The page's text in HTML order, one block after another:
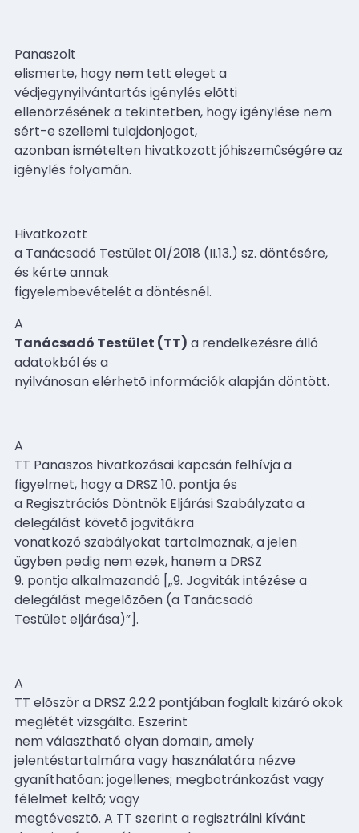
Panaszolt
elismerte, hogy nem tett eleget a
védjegynyilvántartás igénylés elõtti
ellenõrzésének a tekintetben, hogy igénylése nem
sért-e szellemi tulajdonjogot,
azonban ismételten hivatkozott jóhiszemûségére az
igénylés folyamán.
Hivatkozott
a Tanácsadó Testület 01/2018 (II.13.) sz. döntésére,
és kérte annak
figyelembevételét a döntésnél.
A
Tanácsadó Testület (TT) a rendelkezésre álló
adatokból és a
nyilvánosan elérhetõ információk alapján döntött.
A
TT Panaszos hivatkozásai kapcsán felhívja a
figyelmet, hogy a DRSZ 10. pontja és
a Regisztrációs Döntnök Eljárási Szabályzata a
delegálást követõ jogvitákra
vonatkozó szabályokat tartalmaznak, a jelen
ügyben pedig nem ezek, hanem a DRSZ
9. pontja alkalmazandó [„9. Jogviták intézése a
delegálást megelõzõen (a Tanácsadó
Testület eljárása)”].
A
TT elõször a DRSZ 2.2.2 pontjában foglalt kizáró okok
meglétét vizsgálta. Eszerint
nem választható olyan domain, amely
jelentéstartalmára vagy használatára nézve
gyaníthatóan: jogellenes; megbotránkozást vagy
félelmet keltõ; vagy
megtévesztõ. A TT szerint a regisztrálni kívánt